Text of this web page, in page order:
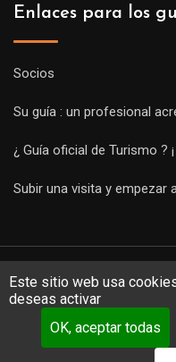
Este sitio web usa
deseas activar
OK, aceptar todas
Enlaces para los
Socios
Su guía : un profesional
¿ Guía oficial de Turismo ?
Subir una visita y empezar
Copyright Guides 2021.